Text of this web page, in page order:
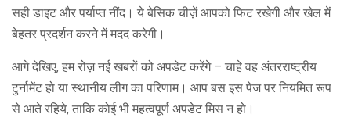
सही डाइट और पर्याप्त नींद। ये बेसिक चीज़ें आपको फिट रखेगी और खेल में
बेहतर प्रदर्शन करने में मदद करेगी।
आगे देखिए, हम रोज़ नई खबरों को अपडेट करेंगे – चाहे वह अंतरराष्ट्रीय
टुर्नामेंट हो या स्थानीय लीग का परिणाम। आप बस इस पेज पर नियमित रूप
से आते रहिये, ताकि कोई भी महत्वपूर्ण अपडेट मिस न हो।